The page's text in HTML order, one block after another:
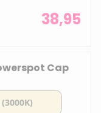
38,95
Cap